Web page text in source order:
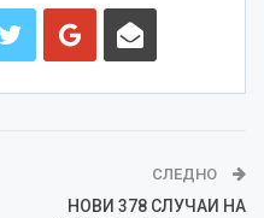
СЛЕДНО
НОВИ 378 СЛУЧАИ НА